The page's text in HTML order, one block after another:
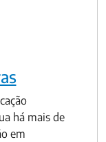
há mais de
em